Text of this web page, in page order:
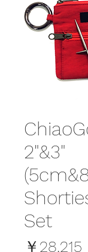
2"&3"
Set
￥28,215